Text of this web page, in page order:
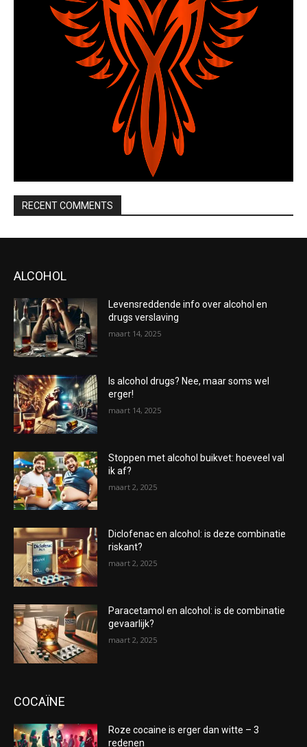
RECENT COMMENTS
ALCOHOL
Levensreddende info over alcohol en
drugs verslaving
maart 14, 2025
Is alcohol drugs? Nee, maar soms wel
erger!
maart 14, 2025
Stoppen met alcohol buikvet: hoeveel val
ik af?
maart 2, 2025
Diclofenac en alcohol: is deze combinatie
riskant?
maart 2, 2025
Paracetamol en alcohol: is de combinatie
gevaarlijk?
maart 2, 2025
COCAÏNE
Roze cocaine is erger dan witte – 3
redenen